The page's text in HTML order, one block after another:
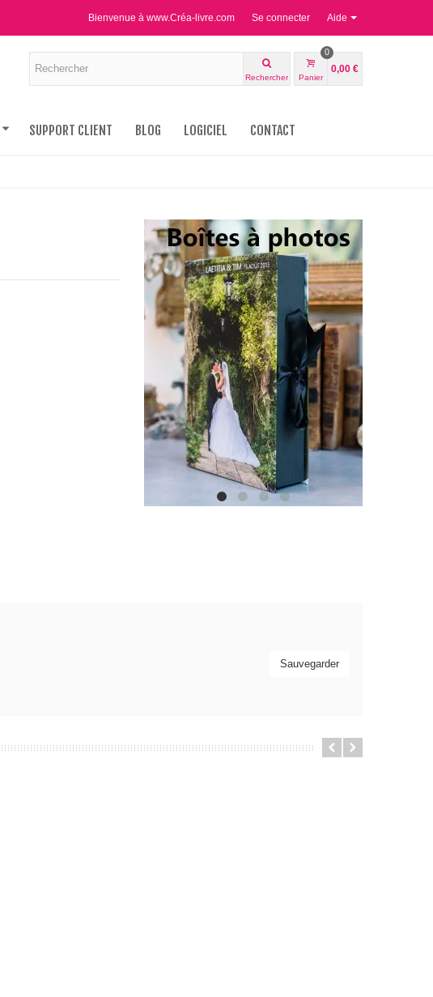
Aide
Bienvenue à www.Créa-livre.com Se connecter
Rechercher Panier
0
0,00 €
SUPPORT CLIENT BLOG LOGICIEL CONTACT
Sauvegarder